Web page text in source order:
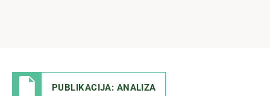
PUBLIKACIJA: ANALIZA